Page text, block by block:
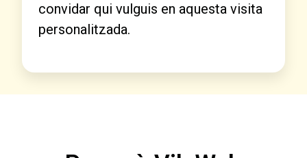
convidar qui vulguis en aquesta visita
personalitzada.